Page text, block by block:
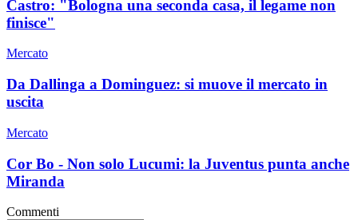
Castro: "Bologna una seconda casa, il legame non
finisce"
Mercato
Da Dallinga a Dominguez: si muove il mercato in
uscita
Mercato
Cor Bo - Non solo Lucumi: la Juventus punta anche
Miranda
Commenti